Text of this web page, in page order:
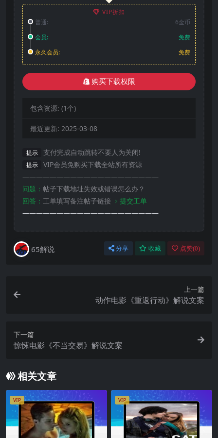
VIP折扣
普通:
6金币
会员:
免费
永久会员:
免费
购买下载权限
包含资源: (1个)
最近更新: 2025-03-08
提示 支付完成自动跳转不要人为关闭!
提示
VIP会员免购买下载全站所有资源
————————————————————
问题： 帖子下载地址失效或错误怎么办？
回答： 工单填写备注帖子链接 ﹥提交工单
————————————————————
65解说 分享 收藏 点赞(0)
上一篇
动作电影《重返行动》解说文案
下一篇
惊悚电影《不当交易》解说文案
相关文章
VIP VIP